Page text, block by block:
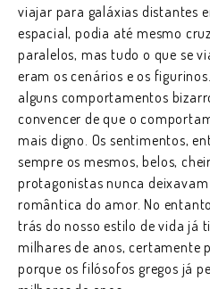
viajar para galáxias distantes
espacial, podia até mesmo
paralelos, mas tudo o que se
eram os cenários e os
alguns comportamentos
convencer de que o
mais digno. Os sentimentos,
sempre os mesmos, belos,
protagonistas nunca
romântica do amor. No
trás do nosso estilo de vida já
milhares de anos, certamente
porque os filósofos gregos já